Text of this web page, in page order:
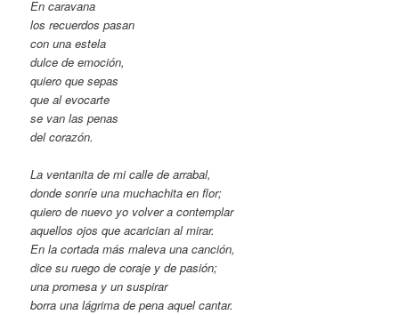
En caravana
los recuerdos pasan
con una estela
dulce de emoción,
quiero que sepas
que al evocarte
se van las penas
del corazón.
La ventanita de mi calle de arrabal,
donde sonríe una muchachita en flor;
quiero de nuevo yo volver a contemplar
aquellos ojos que acarician al mirar.
En la cortada más maleva una canción,
dice su ruego de coraje y de pasión;
una promesa y un suspirar
borra una lágrima de pena aquel cantar.